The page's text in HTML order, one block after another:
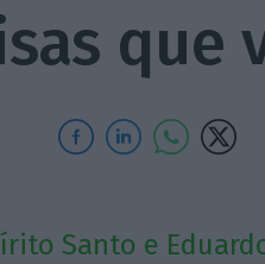
que
Santo e